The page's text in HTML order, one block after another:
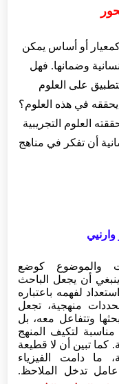
كمعيار أو أساس يمكن
وضمانها. فهل
على العلوم
يحققه في هذه العلوم؟
العلوم التجريبية
أن تفكر في مناهج
والموضوع کوضع
ينبغي أن يجعل الباحث
لفهمه باعتباره
منهجية، تجعل
وتتفاعل معه، بل
لتكيف المنهج
كما تبين أن لا قطيعة
ما دامت الفيزياء
عامل تدخل الملاحظ.